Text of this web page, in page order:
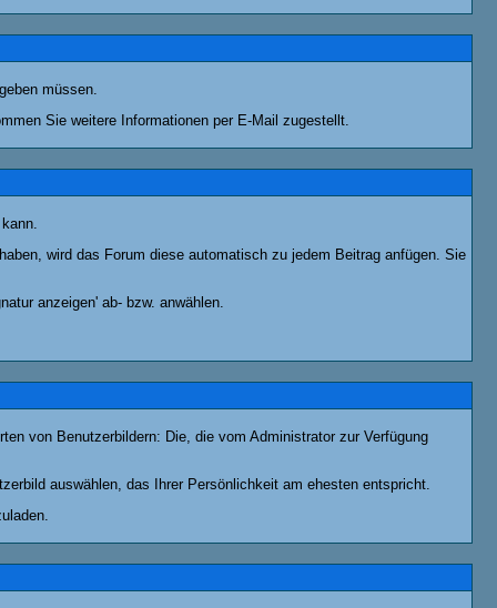
müssen.
Sie weitere Informationen per E-Mail zugestellt.
wird das Forum diese automatisch zu jedem Beitrag anfügen. Sie
anzeigen' ab- bzw. anwählen.
von Benutzerbildern: Die, die vom Administrator zur Verfügung
auswählen, das Ihrer Persönlichkeit am ehesten entspricht.